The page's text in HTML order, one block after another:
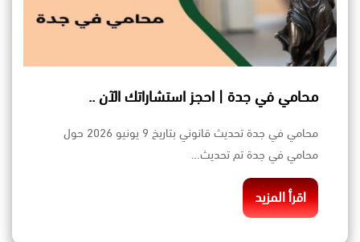
محامي في جدة | احجز استشاراتك الآن ..
محامي في جدة تحديث قانوني بتاريخ 9 يونيو 2026 حول
محامي في جدة تم تحديث…
اقرأ المزيد